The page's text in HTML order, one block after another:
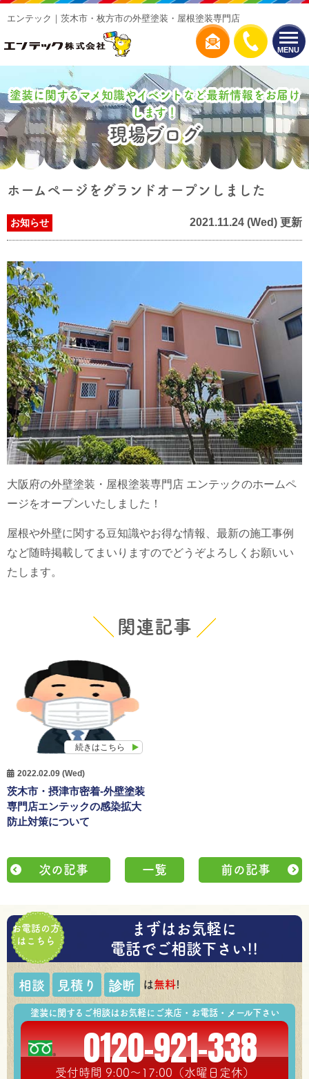
MENU
エンテック｜茨木市・枚方市の外壁塗装・屋根塗装専門店
塗装に関するマメ知識やイベントなど最新情報をお届け
します！
現場ブログ
ホームページをグランドオープンしました
お知らせ 2021.11.24 (Wed) 更新
大阪府の外壁塗装・屋根塗装専門店 エンテックのホームペ
ージをオープンいたしました！
屋根や外壁に関する豆知識やお得な情報、最新の施工事例
など随時掲載してまいりますのでどうぞよろしくお願いい
たします。
関連記事
続きはこちら
2022.02.09 (Wed)
茨木市・摂津市密着-外壁塗装
専門店エンテックの感染拡大
防止対策について
次の記事 一覧 前の記事
お電話の方
はこちら
まずはお気軽に
電話でご相談下さい!!
相談 見積り 診断 は無料!
塗装に関するご相談はお気軽にご来店・お電話・メール下さい
0120-921-338
受付時間 9:00～17:00（水曜日定休）